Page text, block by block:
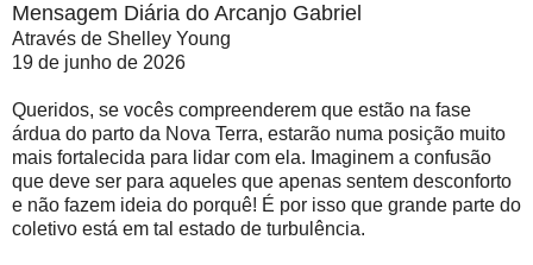
Mensagem Diária do Arcanjo Gabriel
Através de Shelley Young
19 de junho de 2026
Queridos, se vocês compreenderem que estão na fase
árdua do parto da Nova Terra, estarão numa posição muito
mais fortalecida para lidar com ela. Imaginem a confusão
que deve ser para aqueles que apenas sentem desconforto
e não fazem ideia do porquê! É por isso que grande parte do
coletivo está em tal estado de turbulência.